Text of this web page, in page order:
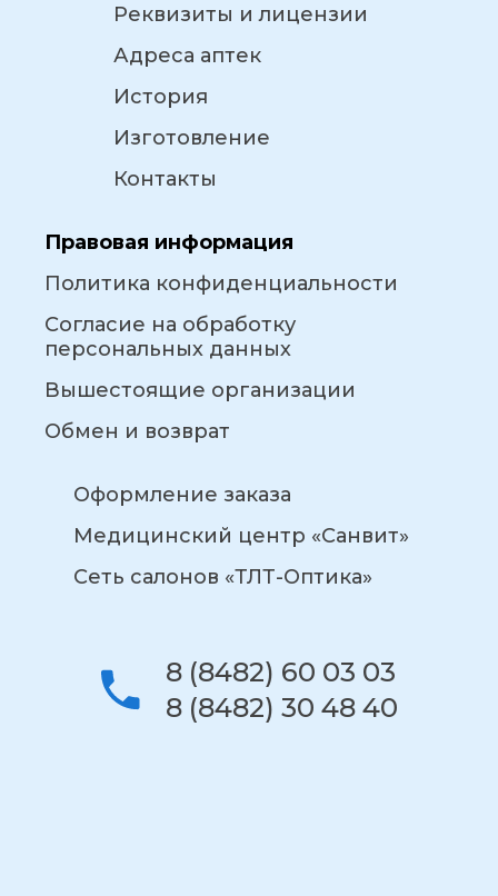
Реквизиты и лицензии
Адреса аптек
История
Изготовление
Контакты
Правовая информация
Политика конфиденциальности
Согласие на обработку
персональных данных
Вышестоящие организации
Обмен и возврат
Оформление заказа
Медицинский центр «Санвит»
Сеть салонов «ТЛТ-Оптика»
8 (8482) 60 03 03
8 (8482) 30 48 40